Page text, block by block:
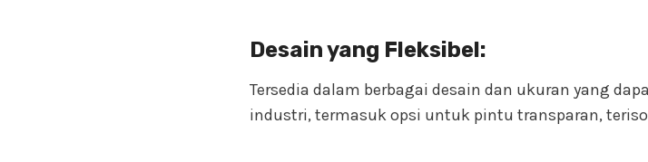
Desain yang Fleksibel:
Tersedia dalam berbagai desain dan ukuran yang
industri, termasuk opsi untuk pintu transparan,